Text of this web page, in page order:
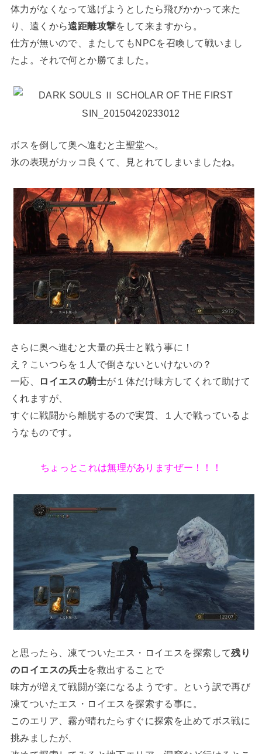
体力がなくなって逃げようとしたら飛びかかって来た
り、遠くから遠距離攻撃をして来ますから。
仕方が無いので、またしてもNPCを召喚して戦いまし
たよ。それで何とか勝てました。
ボスを倒して奥へ進むと主聖堂へ。
氷の表現がカッコ良くて、見とれてしまいましたね。
さらに奥へ進むと大量の兵士と戦う事に！
え？こいつらを１人で倒さないといけないの？
一応、
ロイエスの騎士が１体だけ味方してくれて助けて
くれますが、
すぐに戦闘から離脱するので実質、１人で戦っているよ
うなものです。
ちょっとこれは無理がありますぜー！！！
と思ったら、凍てついたエス・ロイエスを探索して残り
のロイエスの兵士を救出することで
味方が増えて戦闘が楽になるようです。という訳で再び
凍てついたエス・ロイエスを探索する事に。
このエリア、霧が晴れたらすぐに探索を止めてボス戦に
挑みましたが、